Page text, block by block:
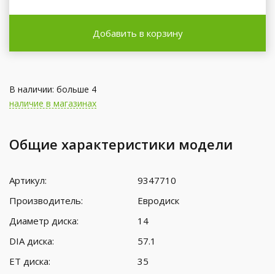
Добавить в корзину
В наличии: больше 4
наличие в магазинах
Общие характеристики модели
Артикул:
9347710
Производитель:
Евродиск
Диаметр диска:
14
DIA диска:
57.1
ET диска:
35